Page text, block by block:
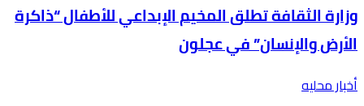
وزارة الثقافة تطلق المخيم الإبداعي للأطفال “ذاكرة
الأرض والإنسان” في عجلون
أخبار محليه